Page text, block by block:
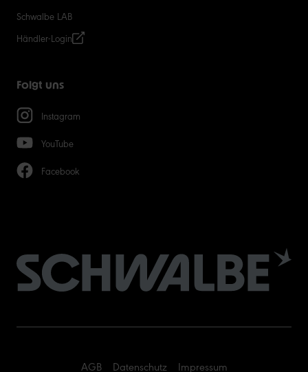
Schwalbe LAB
Händler-Login
Folgt uns
Instagram
YouTube
Facebook
AGB Datenschutz Impressum